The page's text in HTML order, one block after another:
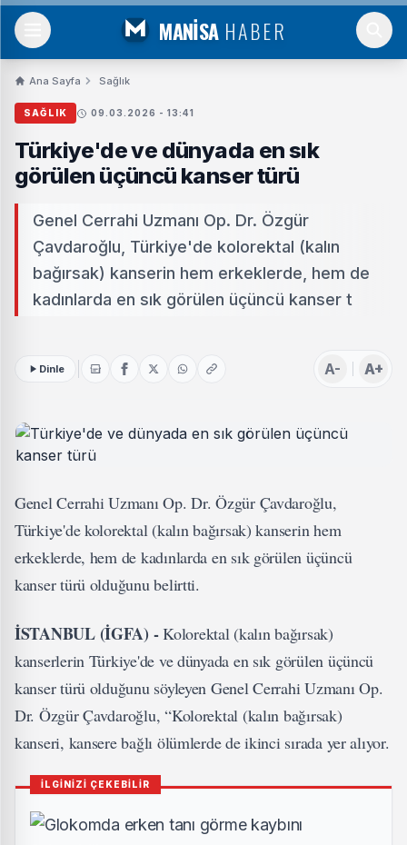
MANİSA HABER
Ana Sayfa Sağlık
SAĞLIK 09.03.2026 - 13:41
Türkiye'de ve dünyada en sık
görülen üçüncü kanser türü
Genel Cerrahi Uzmanı Op. Dr. Özgür
Çavdaroğlu, Türkiye'de kolorektal (kalın
bağırsak) kanserin hem erkeklerde, hem de
kadınlarda en sık görülen üçüncü kanser t
Dinle A- A+
Genel Cerrahi Uzmanı Op. Dr. Özgür Çavdaroğlu,
Türkiye'de kolorektal (kalın bağırsak) kanserin hem
erkeklerde, hem de kadınlarda en sık görülen üçüncü
kanser türü olduğunu belirtti.
İSTANBUL (İGFA) -Kolorektal (kalın bağırsak)
kanserlerin Türkiye'de ve dünyada en sık görülen üçüncü
kanser türü olduğunu söyleyen Genel Cerrahi Uzmanı Op.
Dr. Özgür Çavdaroğlu, “Kolorektal (kalın bağırsak)
kanseri, kansere bağlı ölümlerde de ikinci sırada yer alıyor.
İLGİNİZİ ÇEKEBİLİR